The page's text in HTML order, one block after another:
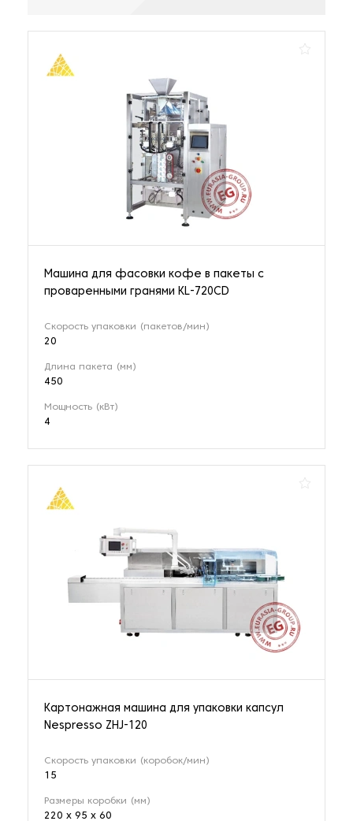
Машина для фасовки кофе в пакеты с
проваренными гранями KL-720CD
Скорость упаковки (пакетов/мин)
20
Длина пакета (мм)
450
Мощность (кВт)
4
Картонажная машина для упаковки капсул
Nespresso ZHJ-120
Скорость упаковки (коробок/мин)
15
Размеры коробки (мм)
220 x 95 x 60